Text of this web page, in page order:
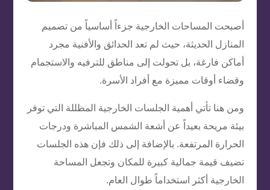
أصبحت المساحات الخارجية جزءاً أساسياً من تصميم
المنازل الحديثة، حيث لم تعد الحدائق والأفنية مجرد
أماكن فارغة، بل تحولت إلى مناطق للترفيه والاستجمام
وقضاء أوقات مميزة مع أفراد الأسرة.
ومن هنا تأتي أهمية الجلسات الخارجية المظللة التي توفر
بيئة مريحة بعيداً عن أشعة الشمس المباشرة ودرجات
الحرارة المرتفعة. بالإضافة إلى ذلك فإن هذه الجلسات
تضيف قيمة جمالية كبيرة للمكان وتجعل المساحة
الخارجية أكثر استخداماً طوال العام.